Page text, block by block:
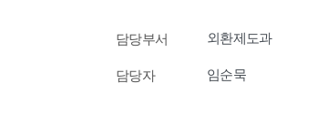
담당부서 외환제도과
담당자 임순묵